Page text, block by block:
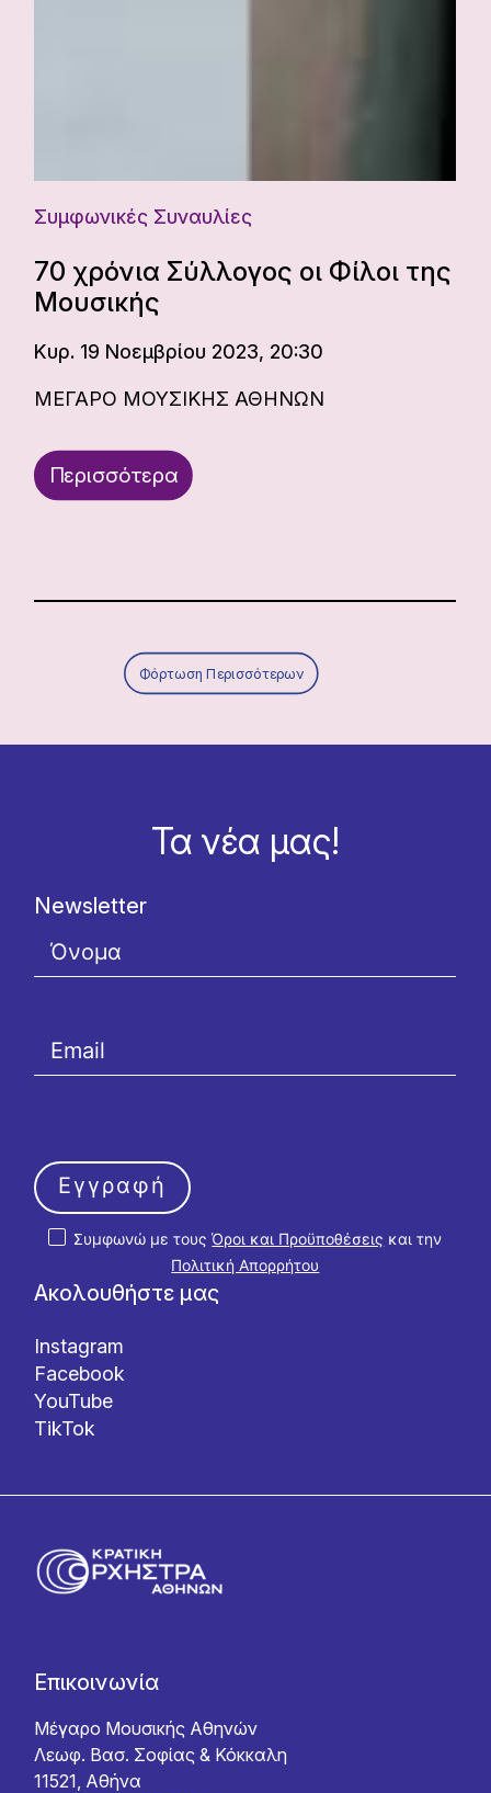
Συμφωνικές Συναυλίες
70 χρόνια Σύλλογος οι Φίλοι της
Μουσικής
Κυρ. 19 Νοεμβρίου 2023, 20:30
ΜΕΓΑΡΟ ΜΟΥΣΙΚΗΣ ΑΘΗΝΩΝ
Περισσότερα
Φόρτωση Περισσότερων
Τα νέα μας!
Ακολουθήστε μας
Instagram
Facebook
YouTube
TikTok
Newsletter
Συμφωνώ με τουςΌροι και Προϋποθέσεις και την
Πολιτική Απορρήτου
Εγγραφή
Επικοινωνία
Μέγαρο Μουσικής Αθηνών
Λεωφ. Βασ. Σοφίας & Κόκκαλη
11521, Αθήνα